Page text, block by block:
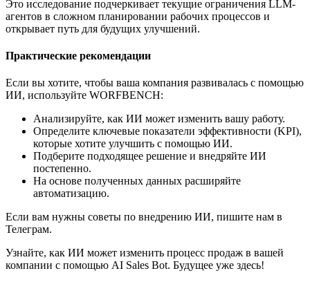
Это исследование подчеркивает текущие ограничения LLM-
агентов в сложном планировании рабочих процессов и
открывает путь для будущих улучшений.
Практические рекомендации
Если вы хотите, чтобы ваша компания развивалась с помощью
ИИ, используйте WORFBENCH:
Анализируйте, как ИИ может изменить вашу работу.
Определите ключевые показатели эффективности (KPI),
которые хотите улучшить с помощью ИИ.
Подберите подходящее решение и внедряйте ИИ
постепенно.
На основе полученных данных расширяйте
автоматизацию.
Если вам нужны советы по внедрению ИИ, пишите нам в
Телеграм.
Узнайте, как ИИ может изменить процесс продаж в вашей
компании с помощью AI Sales Bot. Будущее уже здесь!